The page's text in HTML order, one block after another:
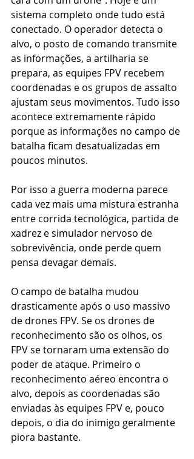
sistema completo onde tudo está
conectado. O operador detecta o
alvo, o posto de comando transmite
as informações, a artilharia se
prepara, as equipes FPV recebem
coordenadas e os grupos de assalto
ajustam seus movimentos. Tudo isso
acontece extremamente rápido
porque as informações no campo de
batalha ficam desatualizadas em
poucos minutos.
Por isso a guerra moderna parece
cada vez mais uma mistura estranha
entre corrida tecnológica, partida de
xadrez e simulador nervoso de
sobrevivência, onde perde quem
pensa devagar demais.
O campo de batalha mudou
drasticamente após o uso massivo
de drones FPV. Se os drones de
reconhecimento são os olhos, os
FPV se tornaram uma extensão do
poder de ataque. Primeiro o
reconhecimento aéreo encontra o
alvo, depois as coordenadas são
enviadas às equipes FPV e, pouco
depois, o dia do inimigo geralmente
piora bastante.